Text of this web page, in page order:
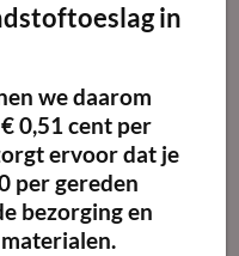
in
we daarom
€ 0,51 cent per
ervoor dat je
per gereden
bezorging en